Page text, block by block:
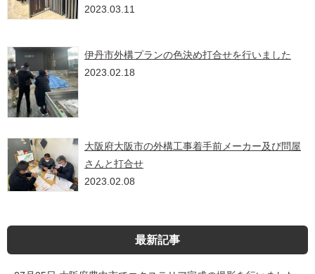
2023.03.11
伊丹市外構プランの色決め打合せを行いました
2023.02.18
大阪府大阪市の外構工事着手前メーカー及び問屋
さんと打合せ
2023.02.08
最新記事